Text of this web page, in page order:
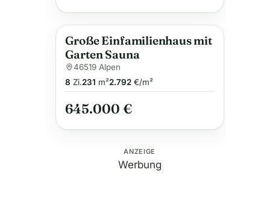
Große Einfamilienhaus mit
Garten Sauna
46519 Alpen
8 Zi.231 m²2.792€/m²
645.000 €
ANZEIGE
Werbung